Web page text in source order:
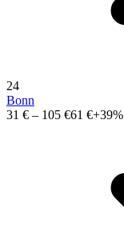
24
Bonn
31 € – 105 €61 €+39%